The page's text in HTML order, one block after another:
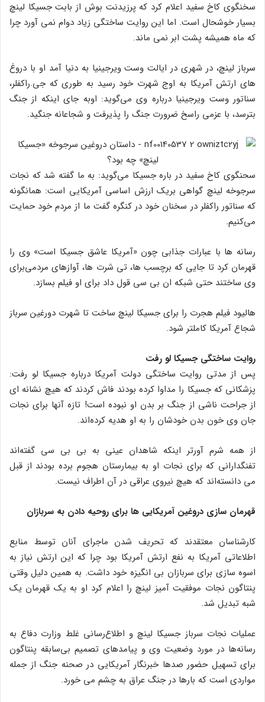
سخنگوی کاخ سفید اعلام کرد که پرزیدنت بوش از بابت جسیکا لینچ
بسیار خوشحال است. اما این روایت ساختگی زیاد دوام نمی آورد چرا
که ماه همیشه پشت ابر نمی ماند.
سرباز لینچ، در شهری در ایالت وست ویرجینیا به دنیا آمد او با دروغ
های ارتش آمریکا به اوج شهرت خود رسید به طوری که جی.راکفلر،
سناتور وست ویرجینیا درباره وی می‌گوید: اوبه جای اینکه از جنگ
بترسد، با عزمی راسخ ضرورت جنگ را پذیرفت و شجاعانه جنگید.
سحنگوی کاخ سفید در باره جسیکا می‌گوید: به ما گفته شد که نجات
سرجوخه لینچ گواهی بریک ارزش اساسی آمریکایی است: همانگونه
که سناتور راکفلر در سخنان خود در کنگره گفت ما از مردم خود حمایت
می‌کنیم.
رسانه ها با عبارات جذابی چون «آمریکا عاشق جسیکا است» وی را
قهرمان کرد تا جایی که برچسب ها، تی شرت ها، آوازهای مردمی‌برای
وی ساختند حتی شبکه ان بی سی قول داد برای او فیلم بسازد.
هالیود فیلم هجرت را برای جسیکا لینچ ساخت تا شهرت دورغین سرباز
شجاع آمریکا کاملتر شود.
روایت ساختگی جسیکا لو رفت
پس از مدتی روایت ساختگی دولت آمریکا درباره جسیکا لو رفت:
پزشکانی که جسیکا را مداوا کرده بودند فاش کردند که هیچ نشانه ای
از جراحت ناشی از جنگ بر بدن او نبوده است! تازه آنها برای نجات
جان وی خون بدن خودشان را به او هدیه کرده‌اند.
از همه شرم آورتر اینکه شاهدان عینی به بی بی سی گفته‌اند
تفنگدارانی که برای نجات او به بیمارستان هجوم برده بودند از قبل
می دانسته‌اند که هیچ نیروی عراقی در آن اطراف نیست.
قهرمان سازی دروغین آمریکایی ها برای روحیه دادن به سربازان
کارشناسان معتقدند که تحریف شدن ماجرای آنان توسط منابع
اطلاعاتی آمریکا به نفع ارتش آمریکا بود چرا که این ارتش نیاز به
اسوه سازی برای سربازان بی انگیزه خود داشت. به همین دلیل وقتی
پنتاگون نجات موفقیت آمیز لینچ را اعلام کرد او به یک قهرمان یک
شبه تبدیل شد.
عملیات نجات سرباز جسیکا لینچ و اطلاع‌رسانی غلط وزارت دفاع به
رسانه‌ها در مورد وضعیت وی و پیامدهای تصمیم بی‌سابقه پنتاگون
برای تسهیل حضور صدها خبرنگار آمریکایی در صحنه جنگ از جمله
مواردی است که بارها در جنگ عراق به چشم می خورد.